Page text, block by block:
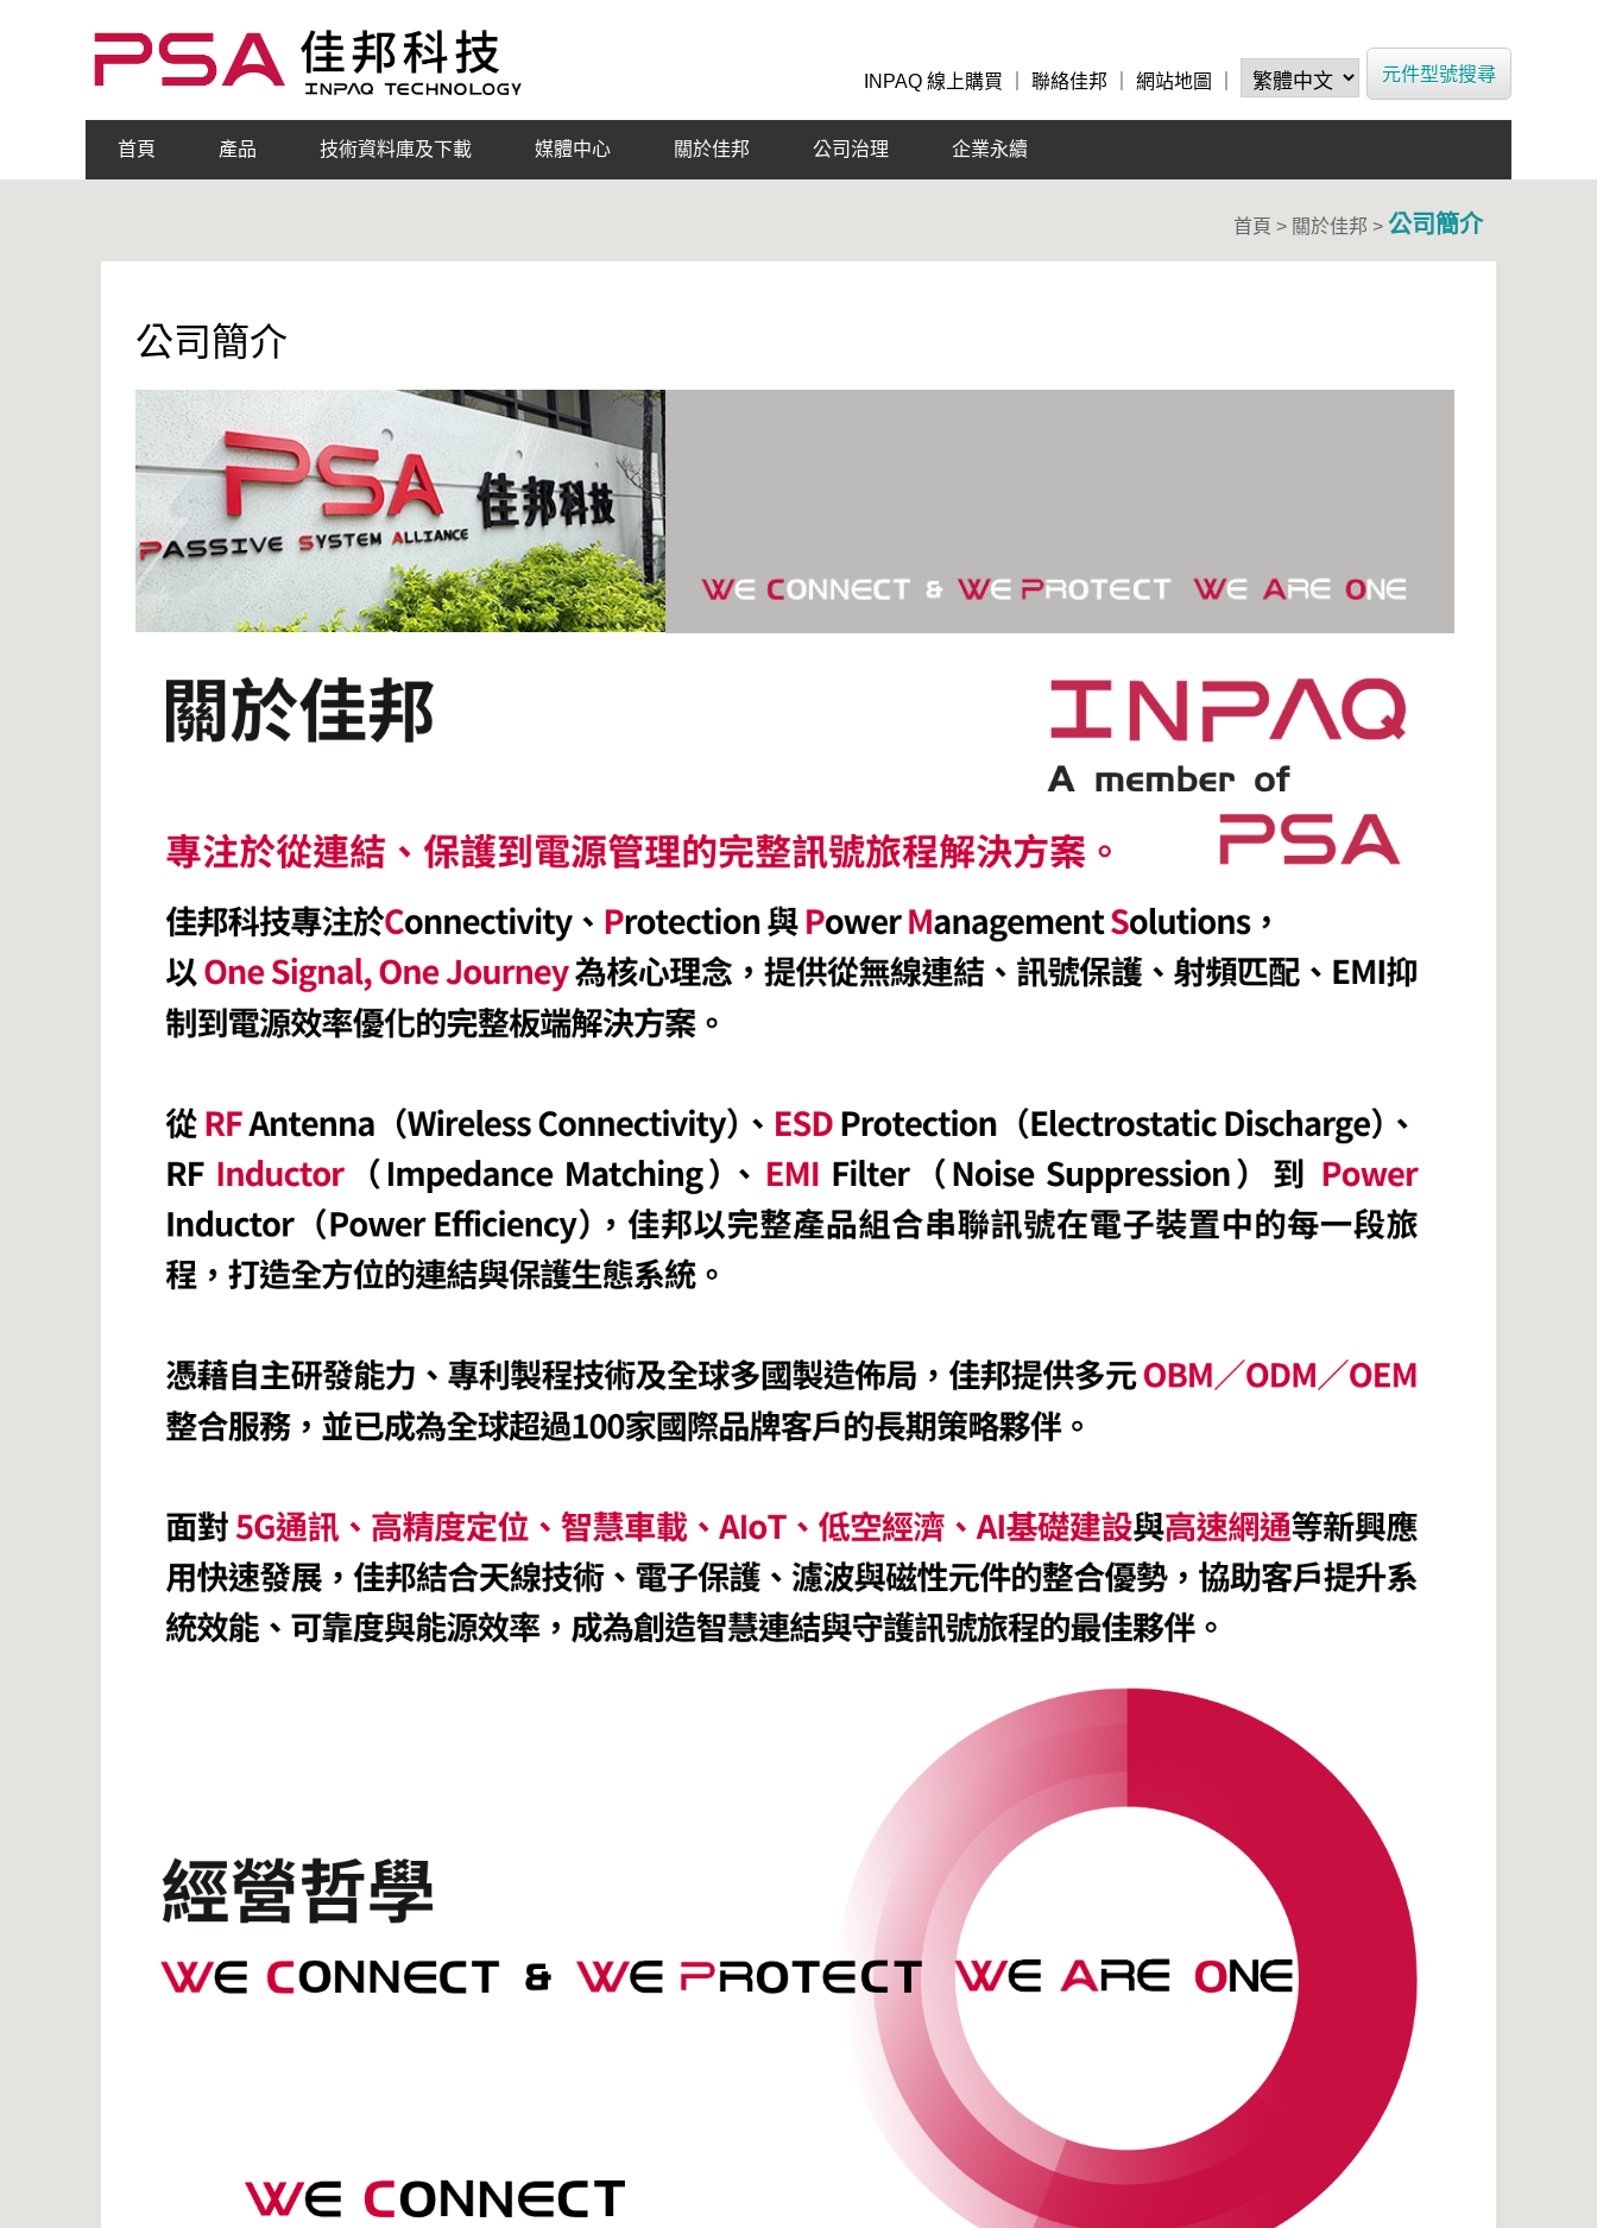
INPAQ 線上購買 聯絡佳邦 網站地圖 元件型號搜尋
首頁 產品 技術資料庫及下載 媒體中心 關於佳邦 公司治理 企業永續
首頁 > 關於佳邦 > 公司簡介
公司簡介